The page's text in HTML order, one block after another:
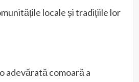
locale și tradițiile lor
adevărată comoară a